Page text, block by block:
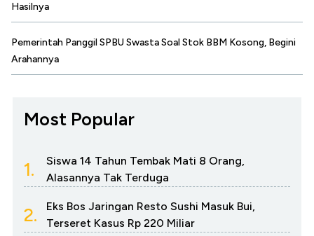
Hasilnya
Pemerintah Panggil SPBU Swasta Soal Stok BBM Kosong, Begini
Arahannya
Most Popular
1.
Siswa 14 Tahun Tembak Mati 8 Orang,
Alasannya Tak Terduga
2.
Eks Bos Jaringan Resto Sushi Masuk Bui,
Terseret Kasus Rp 220 Miliar